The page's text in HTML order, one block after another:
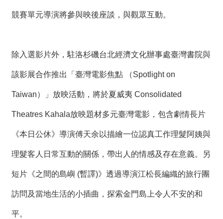
競賽單元導演將參與映後座談，與觀眾互動。
除入選影片外，駐洛杉磯台北經濟文化辦事處臺灣書院與
該影展合作推出「臺灣電影焦點 （Spotlight on
Taiwan）」放映活動，將於夏威夷 Consolidated
Theatres Kahala放映題材多元臺灣電影，包含劇情長片
《本日公休》導演傅天余以描繪一位認真工作理髮阿姨與
理髮客人日常互動的關係，帶出人的情感及存在意義。另
短片《之間的島嶼 (暫譯)》透過導演江松長編織的旅行團
訪問及當地生活的小插曲，探索金門島上令人不安的和
平。